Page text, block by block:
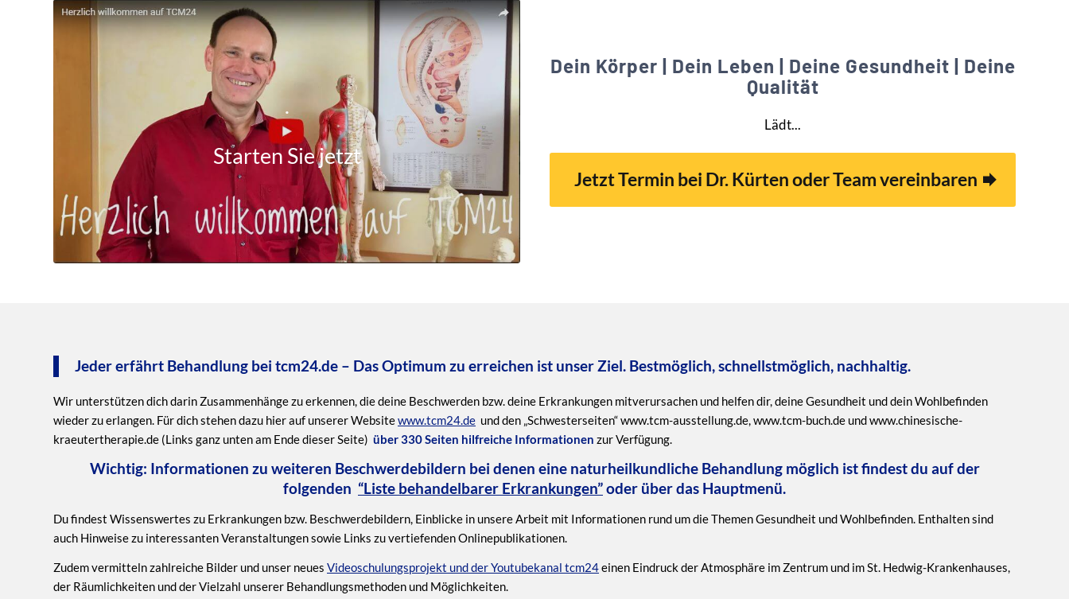
.
Starten Sie jetzt
Dein Körper | Dein Leben | Deine Gesundheit | Deine
Qualität
Lädt...
Jetzt Termin bei Dr. Kürten oder Team vereinbaren
Jeder erfährt Behandlung bei tcm24.de – Das Optimum zu erreichen ist unser Ziel. Bestmöglich, schnellstmöglich, nachhaltig.
Wir unterstützen dich darin Zusammenhänge zu erkennen, die deine Beschwerden bzw. deine Erkrankungen mitverursachen und helfen dir, deine Gesundheit und dein Wohlbefinden
wieder zu erlangen. Für dich stehen dazu hier auf unserer Websitewww.tcm24.de und den „Schwesterseiten“ www.tcm-ausstellung.de, www.tcm-buch.de und www.chinesische-
kraeutertherapie.de (Links ganz unten am Ende dieser Seite) über 330 Seiten hilfreiche Informationen zur Verfügung.
Wichtig: Informationen zu weiteren Beschwerdebildern bei denen eine naturheilkundliche Behandlung möglich ist findest du auf der
folgenden “Liste behandelbarer Erkrankungen”oder über das Hauptmenü.
Du findest Wissenswertes zu Erkrankungen bzw. Beschwerdebildern, Einblicke in unsere Arbeit mit Informationen rund um die Themen Gesundheit und Wohlbefinden. Enthalten sind
auch Hinweise zu interessanten Veranstaltungen sowie Links zu vertiefenden Onlinepublikationen.
Zudem vermitteln zahlreiche Bilder und unser neues Videoschulungsprojekt und der Youtubekanal tcm24einen Eindruck der Atmosphäre im Zentrum und im St. Hedwig-Krankenhauses,
der Räumlichkeiten und der Vielzahl unserer Behandlungsmethoden und Möglichkeiten.